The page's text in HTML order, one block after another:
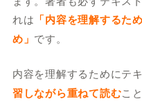
れは 「内容を理解するた
め」 です。
内容を理解するためにテ
習しながら重ねて読むこ